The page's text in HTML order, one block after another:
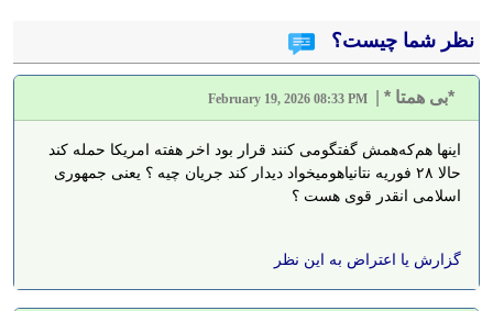
نظر شما چیست؟
*بی همتا * February 19, 2026 08:33 PM
اینها هم‌که‌همش گفتگو‌می کنند قرار بود اخر هفته امریکا حمله کند
حالا ۲۸ فوریه نتانیاهو‌میخواد دیدار کند جریان چیه ؟ یعنی جمهوری
اسلامی انقدر قوی هست ؟
گزارش یا اعتراض به این نظر